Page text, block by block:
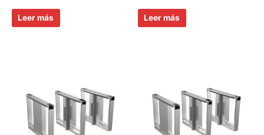
Leer más Leer más